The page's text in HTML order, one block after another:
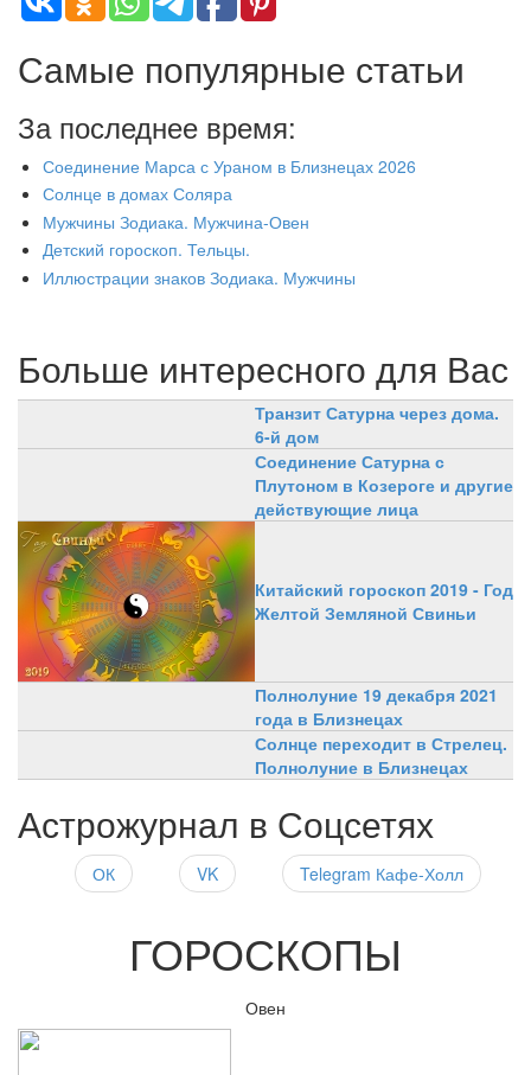
Самые популярные статьи
За последнее время:
Соединение Марса с Ураном в Близнецах 2026
Солнце в домах Соляра
Мужчины Зодиака. Мужчина-Овен
Детский гороскоп. Тельцы.
Иллюстрации знаков Зодиака. Мужчины
Больше интересного для Вас
Транзит Сатурна через дома.
6-й дом
Соединение Сатурна с
Плутоном в Козероге и другие
действующие лица
Китайский гороскоп 2019 - Год
Желтой Земляной Свиньи
Полнолуние 19 декабря 2021
года в Близнецах
Солнце переходит в Стрелец.
Полнолуние в Близнецах
Астрожурнал в Соцсетях
ОК VK Telegram Кафе-Холл
ГОРОСКОПЫ
Овен